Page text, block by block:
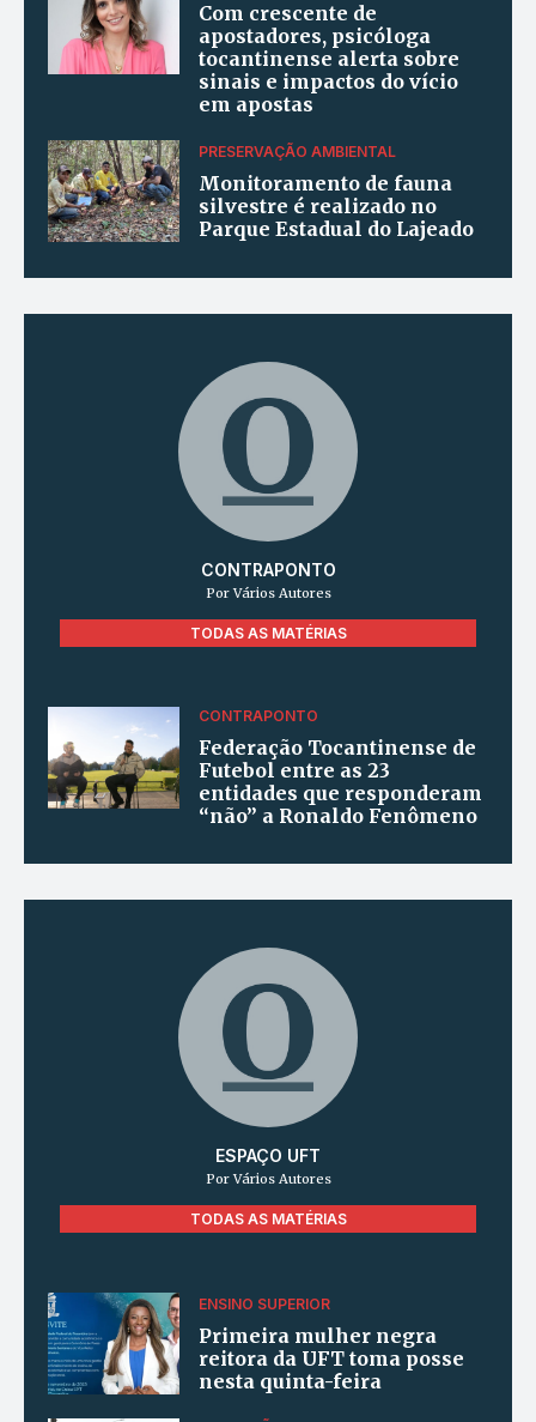
Com crescente de
apostadores, psicóloga
tocantinense alerta sobre
sinais e impactos do vício
em apostas
PRESERVAÇÃO AMBIENTAL
Monitoramento de fauna
silvestre é realizado no
Parque Estadual do Lajeado
CONTRAPONTO
Por Vários Autores
TODAS AS MATÉRIAS
CONTRAPONTO
Federação Tocantinense de
Futebol entre as 23
entidades que responderam
“não” a Ronaldo Fenômeno
ESPAÇO UFT
Por Vários Autores
TODAS AS MATÉRIAS
ENSINO SUPERIOR
Primeira mulher negra
reitora da UFT toma posse
nesta quinta-feira